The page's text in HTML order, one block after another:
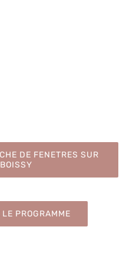
DE FENETRES SUR
PROGRAMME